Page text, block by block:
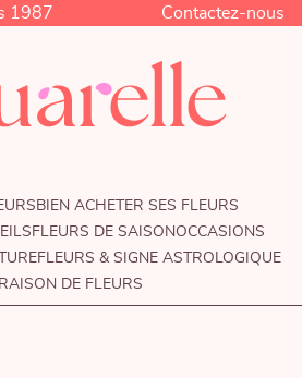
1987 Contactez-nous
BIEN ACHETER SES FLEURS
FLEURS DE SAISON OCCASIONS
FLEURS & SIGNE ASTROLOGIQUE
DE FLEURS